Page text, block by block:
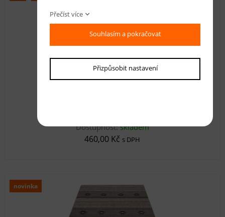
Dostupnost:skladem
460,00 Kč s DPH
novinka
Přečíst více
Souhlasím a pokračovat
Přizpůsobit nastavení